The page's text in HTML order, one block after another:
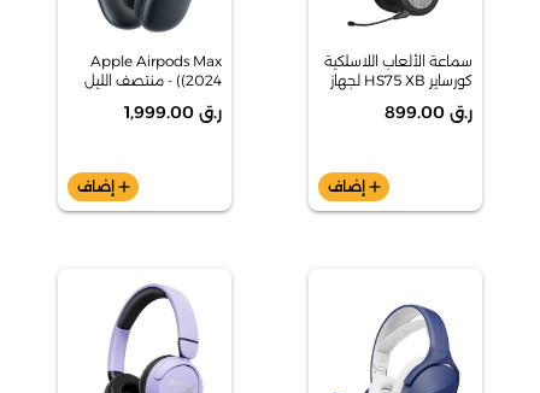
سماعة الألعاب اللاسلكية
كورساير HS75 XB لجهاز
ر.ق 899.00
add إضاف
Apple Airpods Max
(2024) - منتصف الليل
ر.ق 1,999.00
add إضاف